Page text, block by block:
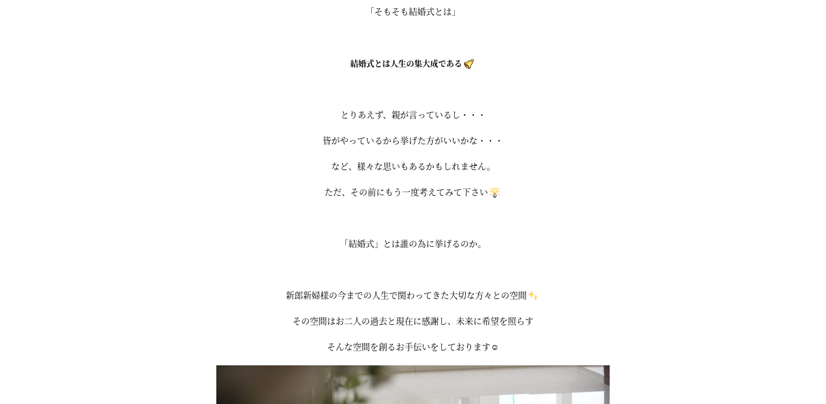
「そもそも結婚式とは」
結婚式とは人生の集大成である
とりあえず、親が言っているし・・・
皆がやっているから挙げた方がいいかな・・・
など、様々な思いもあるかもしれません。
ただ、その前にもう一度考えてみて下さい
「結婚式」とは誰の為に挙げるのか。
新郎新婦様の今までの人生で関わってきた大切な方々との空間
その空間はお二人の過去と現在に感謝し、未来に希望を照らす
そんな空間を創るお手伝いをしております☺